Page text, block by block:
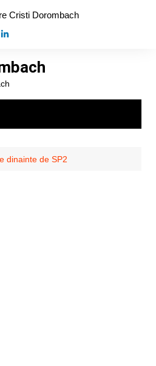
Cristi Dorombach
dinainte de SP2